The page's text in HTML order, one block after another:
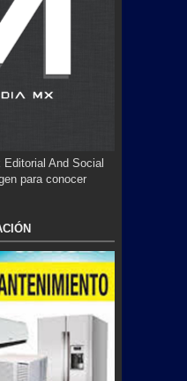
And Social
para conocer